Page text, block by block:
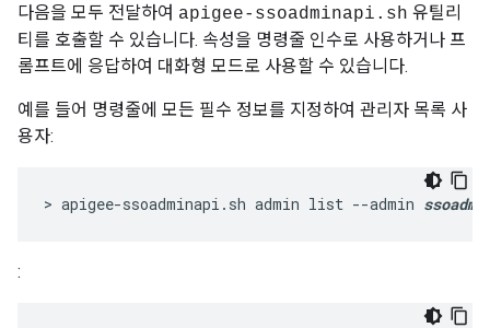
다음을 모두 전달하여 apigee-ssoadminapi.sh 유틸리
티를 호출할 수 있습니다. 속성을 명령줄 인수로 사용하거나 프
롬프트에 응답하여 대화형 모드로 사용할 수 있습니다.
예를 들어 명령줄에 모든 필수 정보를 지정하여 관리자 목록 사
용자:
> apigee-ssoadminapi.sh admin list --admin
: